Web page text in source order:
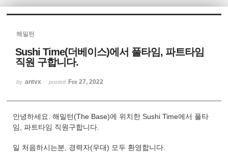
해밀턴
Sushi Time(더베이스)에서 풀타임, 파트타임
직원 구합니다.
by antvx posted Feb 27, 2022
안녕하세요. 해밀턴(The Base)에 위치한 Sushi Time에서 풀타
임, 파트타임 직원구합니다.
일 처음하시는분, 경력자(우대) 모두 환영합니다.
Sketchbook5, 스케치북5
Sketchbook5, 스케치북5